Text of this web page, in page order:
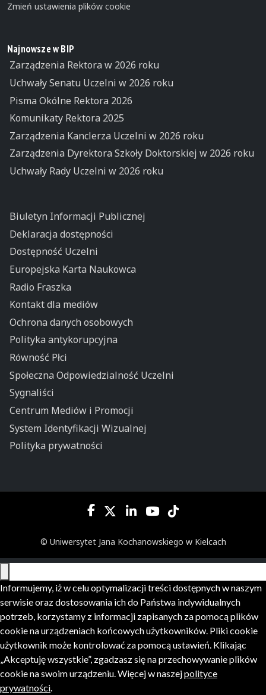
Zmień ustawienia plików cookie
Najnowsze w BIP
Zarządzenia Rektora w 2026 roku
Uchwały Senatu Uczelni w 2026 roku
Pisma Okólne Rektora 2026
Komunikaty Rektora 2025
Zarządzenia Kanclerza Uczelni w 2026 roku
Zarządzenia Dyrektora Szkoły Doktorskiej w 2026 roku
Uchwały Rady Uczelni w 2026 roku
Biuletyn Informacji Publicznej
Deklaracja dostępności
Dostępność Uczelni
Europejska Karta Naukowca
Radio Fraszka
Kontakt dla mediów
Ochrona danych osobowych
Polityka antykorupcyjna
Równość Płci
Społeczna Odpowiedzialność Uczelni
Sygnaliści
Centrum Mediów i Promocji
System Identyfikacji Wizualnej
Polityka prywatności
© Uniwersytet Jana Kochanowskiego w Kielcach
Informujemy, iż w celu optymalizacji treści dostępnych w naszym
serwisie oraz dostosowania ich do Państwa indywidualnych
potrzeb, korzystamy z informacji zapisanych za pomocą plików
cookie na urządzeniach końcowych użytkowników. Pliki cookie
użytkownik może kontrolować za pomocą ustawień. Klikając
„Akceptuję wszystkie”, zgadzasz się na przechowywanie plików
cookie na swoim urządzeniu. Więcej w naszejpolityce
prywatności.